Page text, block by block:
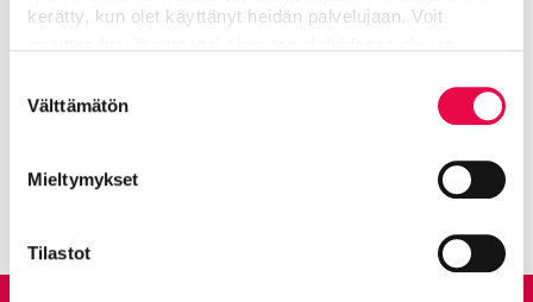
kerätty, kun olet käyttänyt heidän palvelujaan. Voit
valinta
Välttämätön
Mieltymykset
Tilastot